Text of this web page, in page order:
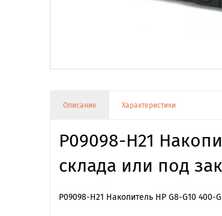
Описание Характеристики
P09098-H21
склада или под
P09098-H21 Накопитель HP G8-G10 400-